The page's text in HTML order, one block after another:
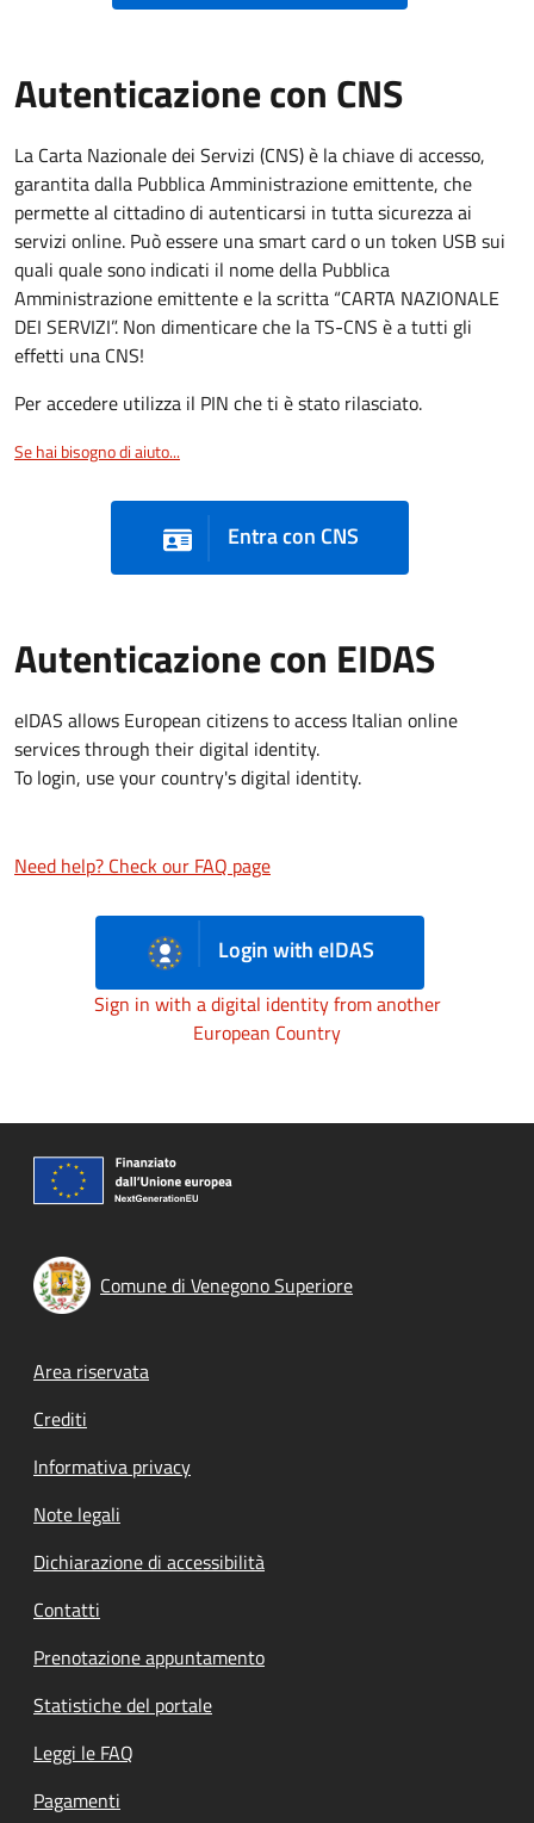
Autenticazione con CNS
La Carta Nazionale dei Servizi (CNS) è la chiave di accesso,
garantita dalla Pubblica Amministrazione emittente, che
permette al cittadino di autenticarsi in tutta sicurezza ai
servizi online. Può essere una smart card o un token USB sui
quali quale sono indicati il nome della Pubblica
Amministrazione emittente e la scritta “CARTA NAZIONALE
DEI SERVIZI”. Non dimenticare che la TS-CNS è a tutti gli
effetti una CNS!
Per accedere utilizza il PIN che ti è stato rilasciato.
Se hai bisogno di aiuto...
Entra con CNS
Autenticazione con EIDAS
eIDAS allows European citizens to access Italian online
services through their digital identity.
To login, use your country's digital identity.
Need help? Check our FAQ page
Login with eIDAS
Sign in with a digital identity from another
European Country
Comune di Venegono Superiore
Footer menu
Area riservata
Crediti
Informativa privacy
Note legali
Dichiarazione di accessibilità
Contatti
Prenotazione appuntamento
Statistiche del portale
Leggi le FAQ
Pagamenti